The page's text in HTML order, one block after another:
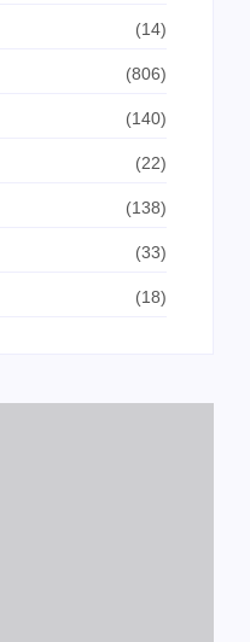
(14)
(806)
(140)
(22)
(138)
(33)
(18)